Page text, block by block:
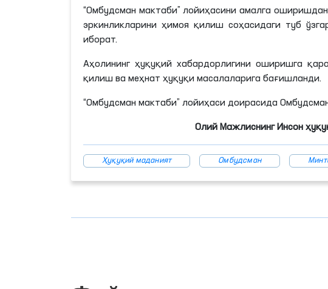
“Омбудсман мактаби” лойиҳасини амалга
эркинликларини ҳимоя қилиш соҳасидаги туб
иборат.
Аҳолининг ҳуқуқий хабардорлигини оширишга
қилиш ва меҳнат ҳуқуқи масалаларига бағишланди.
“Омбудсман мактаби” лойиҳаси доирасида
Олий Мажлиснинг Инсон
Ҳуқуқий маданият Омбудсман